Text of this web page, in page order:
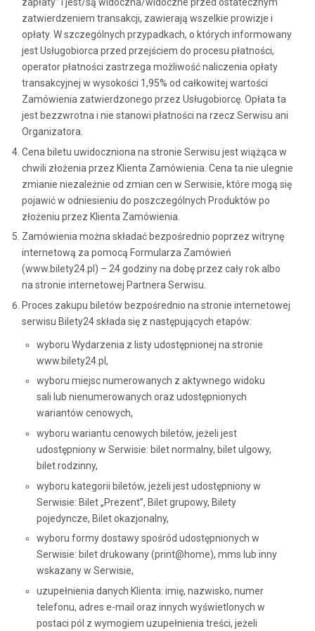
zapłaty” i jest/są widoczna/widoczne przed ostatecznym
zatwierdzeniem transakcji, zawierają wszelkie prowizje i
opłaty. W szczególnych przypadkach, o których informowany
jest Usługobiorca przed przejściem do procesu płatności,
operator płatności zastrzega możliwość naliczenia opłaty
transakcyjnej w wysokości 1,95% od całkowitej wartości
Zamówienia zatwierdzonego przez Usługobiorcę. Opłata ta
jest bezzwrotna i nie stanowi płatności na rzecz Serwisu ani
Organizatora.
Cena biletu uwidoczniona na stronie Serwisu jest wiążąca w
chwili złożenia przez Klienta Zamówienia. Cena ta nie ulegnie
zmianie niezależnie od zmian cen w Serwisie, które mogą się
pojawić w odniesieniu do poszczególnych Produktów po
złożeniu przez Klienta Zamówienia.
Zamówienia można składać bezpośrednio poprzez witrynę
internetową za pomocą Formularza Zamówień
(www.bilety24.pl) – 24 godziny na dobę przez cały rok albo
na stronie internetowej Partnera Serwisu.
Proces zakupu biletów bezpośrednio na stronie internetowej
serwisu Bilety24 składa się z następujących etapów:
wyboru Wydarzenia z listy udostępnionej na stronie
www.bilety24.pl,
wyboru miejsc numerowanych z aktywnego widoku
sali lub nienumerowanych oraz udostępnionych
wariantów cenowych,
wyboru wariantu cenowych biletów, jeżeli jest
udostępniony w Serwisie: bilet normalny, bilet ulgowy,
bilet rodzinny,
wyboru kategorii biletów, jeżeli jest udostępniony w
Serwisie: Bilet „Prezent”, Bilet grupowy, Bilety
pojedyncze, Bilet okazjonalny,
wyboru formy dostawy spośród udostępnionych w
Serwisie: bilet drukowany (print@home), mms lub inny
wskazany w Serwisie,
uzupełnienia danych Klienta: imię, nazwisko, numer
telefonu, adres e-mail oraz innych wyświetlonych w
postaci pól z wymogiem uzupełnienia treści, jeżeli